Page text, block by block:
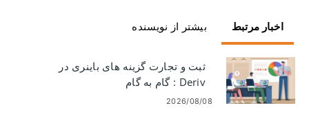
بیشتر از نویسنده اخبار مرتبط
ثبت و تجارت گزینه های باینری در
Deriv : گام به گام
2026/08/08